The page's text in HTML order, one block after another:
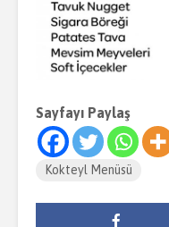
Sayfayı Paylaş
Kokteyl Menüsü